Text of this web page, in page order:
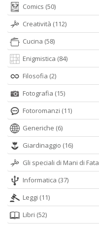
Comics (50)
Creatività (112)
Cucina (58)
Enigmistica (84)
Filosofia (2)
Fotografia (15)
Fotoromanzi (11)
Generiche (6)
Giardinaggio (16)
Gli speciali di Mani di Fata
Informatica (37)
Leggi (11)
Libri (52)